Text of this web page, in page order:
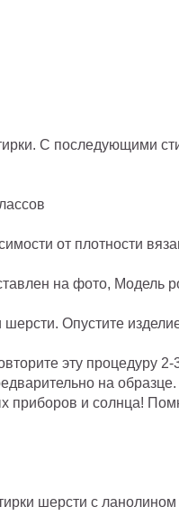
С последующими
от плотности
на фото, Модель
Опустите
эту процедуру 2-
на образце.
и солнца!
шерсти с ланолином